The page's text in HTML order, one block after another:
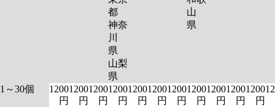
都
神奈
川
県
山梨
県
山
県
1～30個
1200
円
1200
円
1200
円
1200
円
1200
円
1200
円
1200
円
1200
円
1200
円
1200
円
1200
円